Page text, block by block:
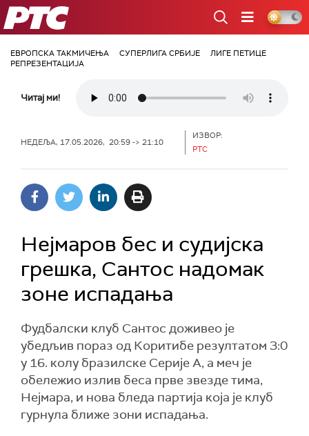
РТС
ЕВРОПСКА ТАКМИЧЕЊА СУПЕРЛИГА СРБИЈЕ
ЛИГЕ ПЕТИЦЕ
РЕПРЕЗЕНТАЦИЈА
Читај ми!
НЕДЕЉА, 17.05.2026, 20:59 -> 21:10
ИЗВОР:
РТС
Нејмаров бес и судијска
грешка, Сантос надомак
зоне испадања
Фудбалски клуб Сантос доживео је
убедљив пораз од Коритибе резултатом 3:0
у 16. колу бразилске Серије А, а меч је
обележио излив беса прве звезде тима,
Нејмара, и нова бледа партија која је клуб
гурнула ближе зони испадања.